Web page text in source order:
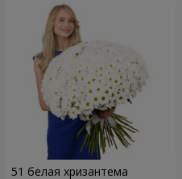
51 белая хризантема